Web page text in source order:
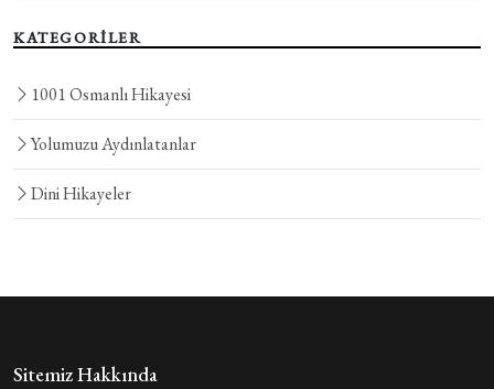
KATEGORİLER
1001 Osmanlı Hikayesi
Yolumuzu Aydınlatanlar
Dini Hikayeler
Sitemiz Hakkında